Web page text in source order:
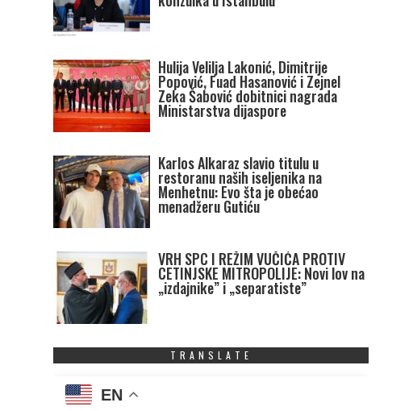
Hulija Velilja Lakonić, Dimitrije
Popović, Fuad Hasanović i Zejnel
Zeka Šabović dobitnici nagrada
Ministarstva dijaspore
Karlos Alkaraz slavio titulu u
restoranu naših iseljenika na
Menhetnu: Evo šta je obećao
menadžeru Gutiću
VRH SPC I REŽIM VUČIĆA PROTIV
CETINJSKE MITROPOLIJE: Novi lov na
„izdajnike” i „separatiste”
TRANSLATE
EN